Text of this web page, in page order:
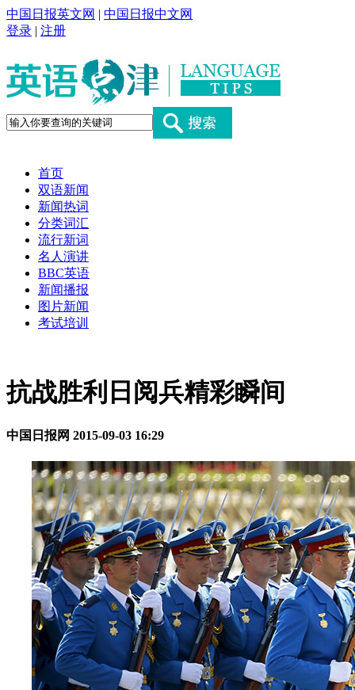
中国日报英文网 | 中国日报中文网
登录 | 注册
首页
双语新闻
新闻热词
分类词汇
流行新词
名人演讲
BBC英语
新闻播报
图片新闻
考试培训
抗战胜利日阅兵精彩瞬间
中国日报网 2015-09-03 16:29